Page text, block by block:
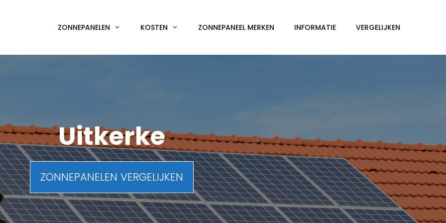
ZONNEPANELEN KOSTEN ZONNEPANEEL MERKEN INFORMATIE VERGELIJKEN
Uitkerke
ZONNEPANELEN VERGELIJKEN